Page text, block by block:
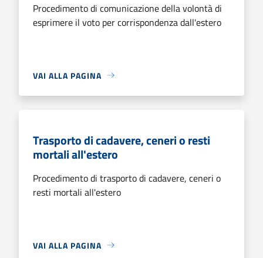
Procedimento di comunicazione della volontà di
esprimere il voto per corrispondenza dall'estero
VAI ALLA PAGINA
Trasporto di cadavere, ceneri o resti
mortali all'estero
Procedimento di trasporto di cadavere, ceneri o
resti mortali all'estero
VAI ALLA PAGINA